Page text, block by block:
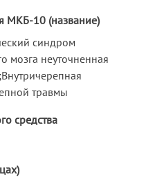
МКБ-10 (название)
синдром
мозга неуточненная
травмы
средства